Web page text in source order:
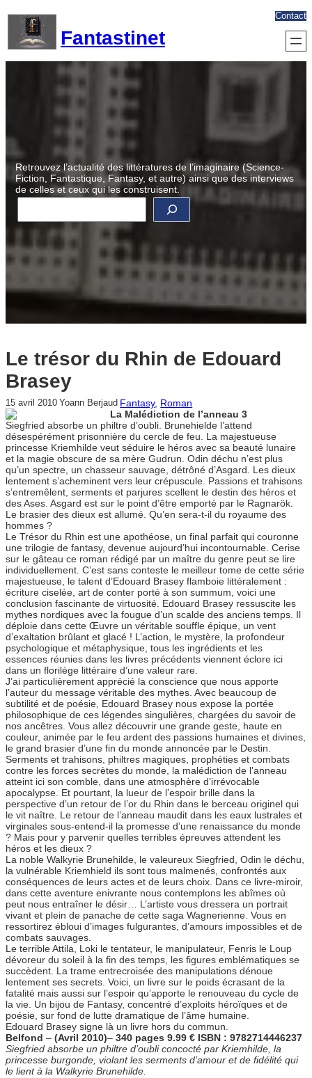
contenu
Fantastinet
Contact
Retrouvez l’actualité des littératures de l’imaginaire (Science-
Fiction, Fantastique, Fantasy, et autre) ainsi que des interviews
de celles et ceux qui les construisent.
R
c
e
e
Le trésor du Rhin de Edouard
Brasey
15 avril 2010 Yoann Berjaud Fantasy, Roman
La Malédiction de l’anneau 3
Siegfried absorbe un philtre d’oubli. Brunehielde l’attend
désespérément prisonnière du cercle de feu. La majestueuse
princesse Kriemhilde veut séduire le héros avec sa beauté lunaire
et la magie obscure de sa mère Gudrun. Odin déchu n’est plus
qu’un spectre, un chasseur sauvage, détrôné d’Asgard. Les dieux
lentement s’acheminent vers leur crépuscule. Passions et trahisons
s’entremêlent, serments et parjures scellent le destin des héros et
des Ases. Asgard est sur le point d’être emporté par le Ragnarök.
Le brasier des dieux est allumé. Qu’en sera-t-il du royaume des
hommes ?
Le Trésor du Rhin est une apothéose, un final parfait qui couronne
une trilogie de fantasy, devenue aujourd’hui incontournable. Cerise
sur le gâteau ce roman rédigé par un maître du genre peut se lire
individuellement. C’est sans conteste le meilleur tome de cette série
majestueuse, le talent d’Edouard Brasey flamboie littéralement :
écriture ciselée, art de conter porté à son summum, voici une
conclusion fascinante de virtuosité. Edouard Brasey ressuscite les
mythes nordiques avec la fougue d’un scalde des anciens temps. Il
déploie dans cette Œuvre un véritable souffle épique, un vent
d’exaltation brûlant et glacé ! L’action, le mystère, la profondeur
psychologique et métaphysique, tous les ingrédients et les
essences réunies dans les livres précédents viennent éclore ici
dans un florilège littéraire d’une valeur rare.
J’ai particulièrement apprécié la conscience que nous apporte
l’auteur du message véritable des mythes. Avec beaucoup de
subtilité et de poésie, Edouard Brasey nous expose la portée
philosophique de ces légendes singulières, chargées du savoir de
nos ancêtres. Vous allez découvrir une grande geste, haute en
couleur, animée par le feu ardent des passions humaines et divines,
le grand brasier d’une fin du monde annoncée par le Destin.
Serments et trahisons, philtres magiques, prophéties et combats
contre les forces secrètes du monde, la malédiction de l’anneau
atteint ici son comble, dans une atmosphère d’irrévocable
apocalypse. Et pourtant, la lueur de l’espoir brille dans la
perspective d’un retour de l’or du Rhin dans le berceau originel qui
le vit naître. Le retour de l’anneau maudit dans les eaux lustrales et
virginales sous-entend-il la promesse d’une renaissance du monde
? Mais pour y parvenir quelles terribles épreuves attendent les
héros et les dieux ?
La noble Walkyrie Brunehilde, le valeureux Siegfried, Odin le déchu,
la vulnérable Kriemhield ils sont tous malmenés, confrontés aux
conséquences de leurs actes et de leurs choix. Dans ce livre-miroir,
dans cette aventure enivrante nous contemplons les abîmes où
peut nous entraîner le désir… L’artiste vous dressera un portrait
vivant et plein de panache de cette saga Wagnerienne. Vous en
ressortirez ébloui d’images fulgurantes, d’amours impossibles et de
combats sauvages.
Le terrible Attila, Loki le tentateur, le manipulateur, Fenris le Loup
dévoreur du soleil à la fin des temps, les figures emblématiques se
succèdent. La trame entrecroisée des manipulations dénoue
lentement ses secrets. Voici, un livre sur le poids écrasant de la
fatalité mais aussi sur l’espoir qu’apporte le renouveau du cycle de
la vie. Un bijou de Fantasy, concentré d’exploits héroïques et de
poésie, sur fond de lutte dramatique de l’âme humaine.
Edouard Brasey signe là un livre hors du commun.
Belfond – (Avril 2010)– 340 pages 9.99 € ISBN : 9782714446237
Siegfried absorbe un philtre d’oubli concocté par Kriemhilde, la
princesse burgonde, violant les serments d’amour et de fidélité qui
le lient à la Walkyrie Brunehilde.